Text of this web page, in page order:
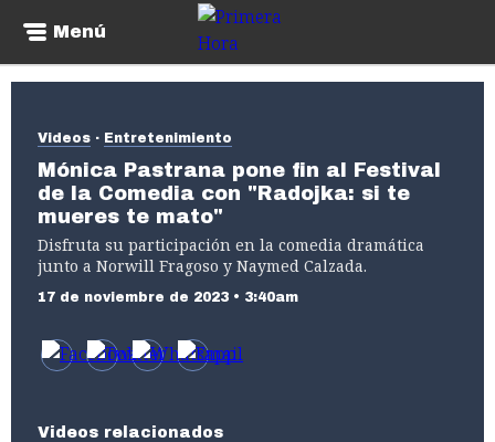
Menú
Videos Entretenimiento
Mónica Pastrana pone fin al Festival
de la Comedia con "Radojka: si te
mueres te mato"
Disfruta su participación en la comedia dramática
junto a Norwill Fragoso y Naymed Calzada.
17 de noviembre de 2023 • 3:40am
Videos relacionados